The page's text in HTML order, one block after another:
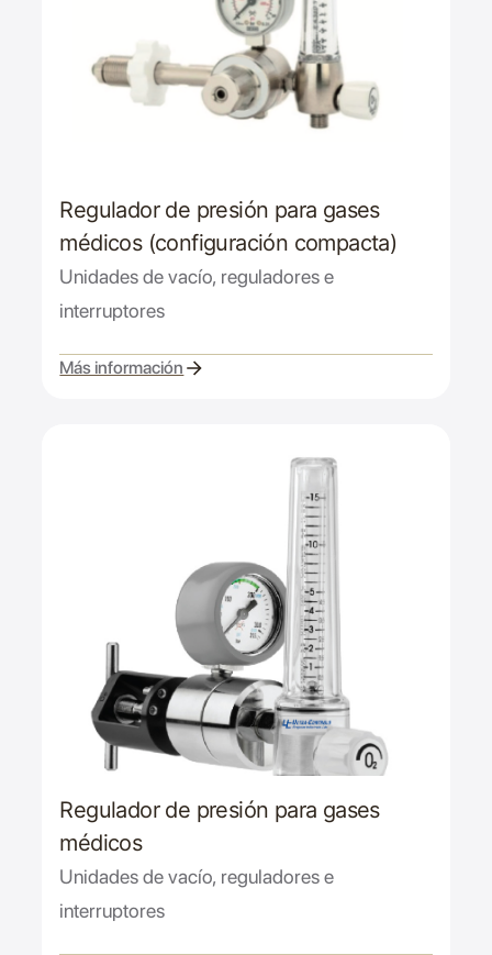
Regulador de presión para gases
médicos (configuración compacta)
Unidades de vacío, reguladores e
interruptores
Más información
Regulador de presión para gases
médicos
Unidades de vacío, reguladores e
interruptores